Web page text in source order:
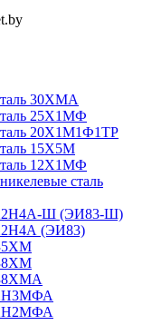
30ХМА
25Х1МФ
20Х1М1Ф1ТР
15Х5М
12Х1МФ
сталь
Ш (ЭИ83-Ш)
(ЭИ83)